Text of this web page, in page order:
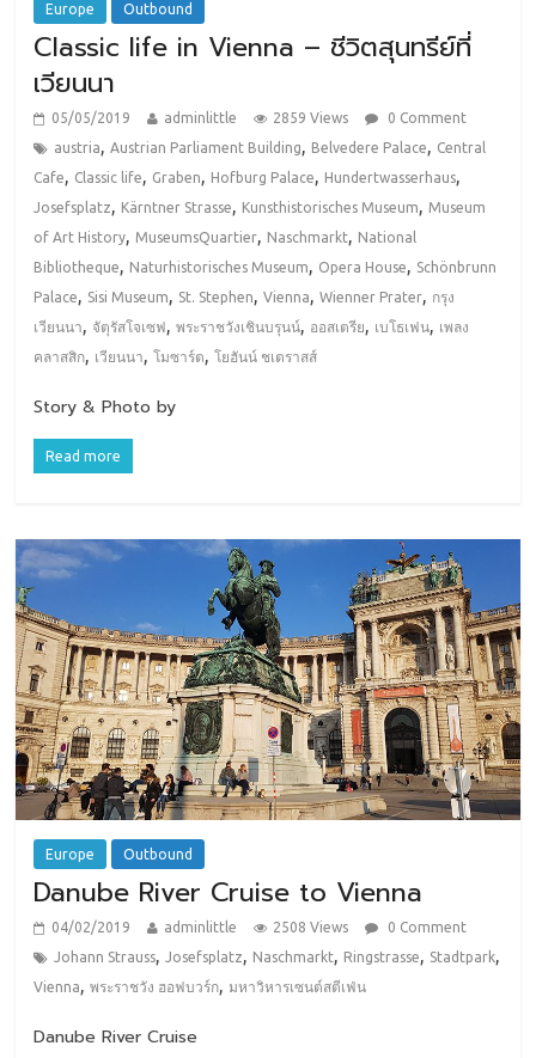
Europe Outbound
Classic life in Vienna – ชีวิตสุนทรีย์ที่
เวียนนา
05/05/2019 adminlittle 2859 Views
0 Comment
austria,Austrian Parliament Building, Belvedere Palace, Central
Cafe, Classic life, Graben, Hofburg Palace, Hundertwasserhaus,
Josefsplatz, Kärntner Strasse, Kunsthistorisches Museum, Museum
of Art History, MuseumsQuartier, Naschmarkt, National
Bibliotheque, Naturhistorisches Museum, Opera House, Schönbrunn
Palace, Sisi Museum, St. Stephen,Vienna,Wienner Prater, กรุง
เวียนนา, จัตุรัสโจเซฟ ,พระราชวังเชินบรุนน์, ออสเตรีย, เบโธเฟน, เพลง
คลาสสิก, เวียนนา,โมซาร์ต,โยฮันน์ ชเตราสส์
Story & Photo by
Read more
Europe Outbound
Danube River Cruise to Vienna
04/02/2019 adminlittle 2508 Views
0 Comment
Johann Strauss,Josefsplatz, Naschmarkt, Ringstrasse, Stadtpark,
Vienna,พระราชวัง ฮอฟบวร์ก,มหาวิหารเซนต์สตีเฟ่น
Danube River Cruise